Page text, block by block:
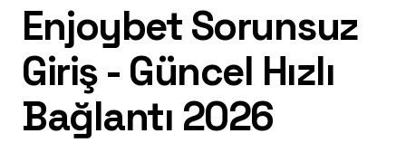
Enjoybet Sorunsuz
Giriş - Güncel Hızlı
Bağlantı 2026